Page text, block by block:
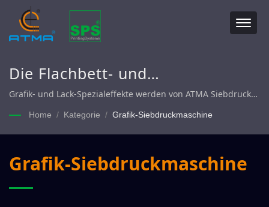
Die Flachbett- und
Zylinderdruckmaschinen von
ATMA sind angepasst, um
Grafiken oder Lack-
Spezialeffekte zu drucken.
Grafik- und Lack-Spezialeffekte werden von ATMA Siebdrucker
Home / Kategorie / Grafik-Siebdruckmaschine
Grafik-Siebdruckmaschine